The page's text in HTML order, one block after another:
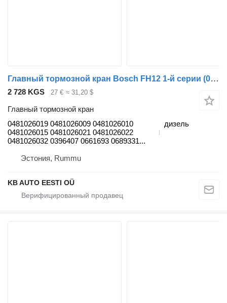
Главный тормозной кран Bosch FH12 1-й серии (01.93-12.02) 0481026019 для грузовика Volvo FH12, FH16, NH12, FH, VNL780 (1993-2014)
2 728 KGS 27 € ≈ 31,20 $
Главный тормозной кран
0481026019 0481026009 0481026010
0481026015 0481026021 0481026022
0481026032 0396407 0661693 0689331...
дизель
Эстония, Rummu
KB AUTO EESTI OÜ